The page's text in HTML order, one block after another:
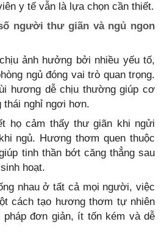
y tế vẫn là lựa chọn cần thiết.
người thư giãn và ngủ ngon
ảnh hưởng bởi nhiều yếu tố,
ngủ đóng vai trò quan trọng.
hương dễ chịu thường giúp cơ
nghỉ ngơi hơn.
họ cảm thấy thư giãn khi ngửi
ngủ. Hương thơm quen thuộc
tinh thần bớt căng thẳng sau
hoạt.
nhau ở tất cả mọi người, việc
cách tạo hương thơm tự nhiên
pháp đơn giản, ít tốn kém và dễ